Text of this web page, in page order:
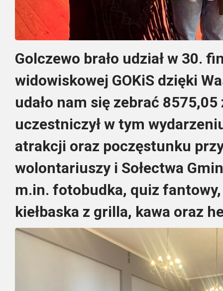
Golczewo brało udział w 30.
widowiskowej GOKiS dzięki
udało nam się zebrać 8575,05
uczestniczył w tym
atrakcji oraz poczęstunku
wolontariuszy i Sołectwa
m.in. fotobudka, quiz
kiełbaska z grilla, kawa oraz